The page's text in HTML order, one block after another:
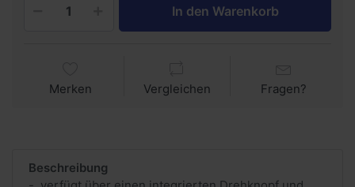
In den Warenkorb
Merken Vergleichen Fragen?
Beschreibung